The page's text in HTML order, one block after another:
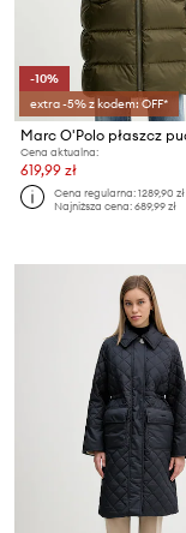
-10%
extra -5% z kodem: OFF*
Cena aktualna:
619,99 zł
Cena regularna:1289,90 zł
Najniższa cena:689,99 zł